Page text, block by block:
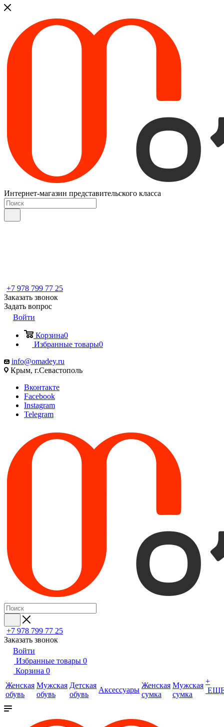
Интернет-магазин представительского класса
+7 978 799 77 25
Заказать звонок
Задать вопрос
Войти
Корзина0
Избранные товары0
info@omadey.ru
Крым, г.Севастополь
Вконтакте
Facebook
Instagram
Telegram
+7 978 799 77 25
Заказать звонок
Войти
Избранные товары 0
Корзина 0
Женская
обувь
Мужская
обувь
Детская
обувь
Аксессуары
Женская
сумка
Мужская
сумка
+